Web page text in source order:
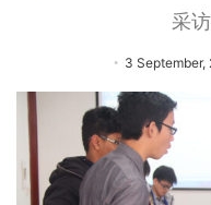
采
3 September,